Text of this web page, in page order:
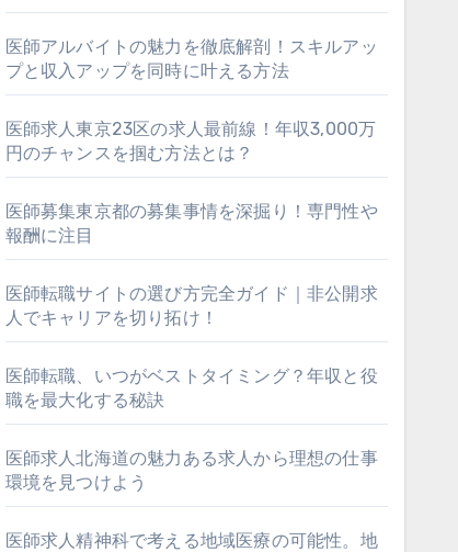
医師アルバイトの魅力を徹底解剖！スキルアッ
プと収入アップを同時に叶える方法
医師求人東京23区の求人最前線！年収3,000万
円のチャンスを掴む方法とは？
医師募集東京都の募集事情を深掘り！専門性や
報酬に注目
医師転職サイトの選び方完全ガイド｜非公開求
人でキャリアを切り拓け！
医師転職、いつがベストタイミング？年収と役
職を最大化する秘訣
医師求人北海道の魅力ある求人から理想の仕事
環境を見つけよう
医師求人精神科で考える地域医療の可能性。地